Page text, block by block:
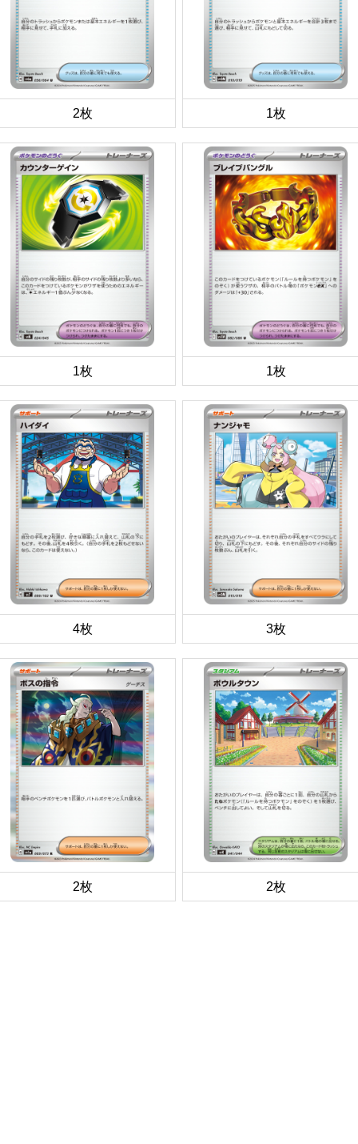
2枚 1枚
1枚 1枚
4枚 3枚
2枚 2枚